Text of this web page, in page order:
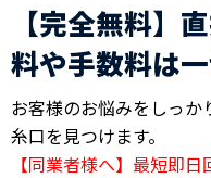
【完全無料】
料や手数料は
お客様のお悩みをしっ
糸口を見つけます。
【同業者様へ】最短即